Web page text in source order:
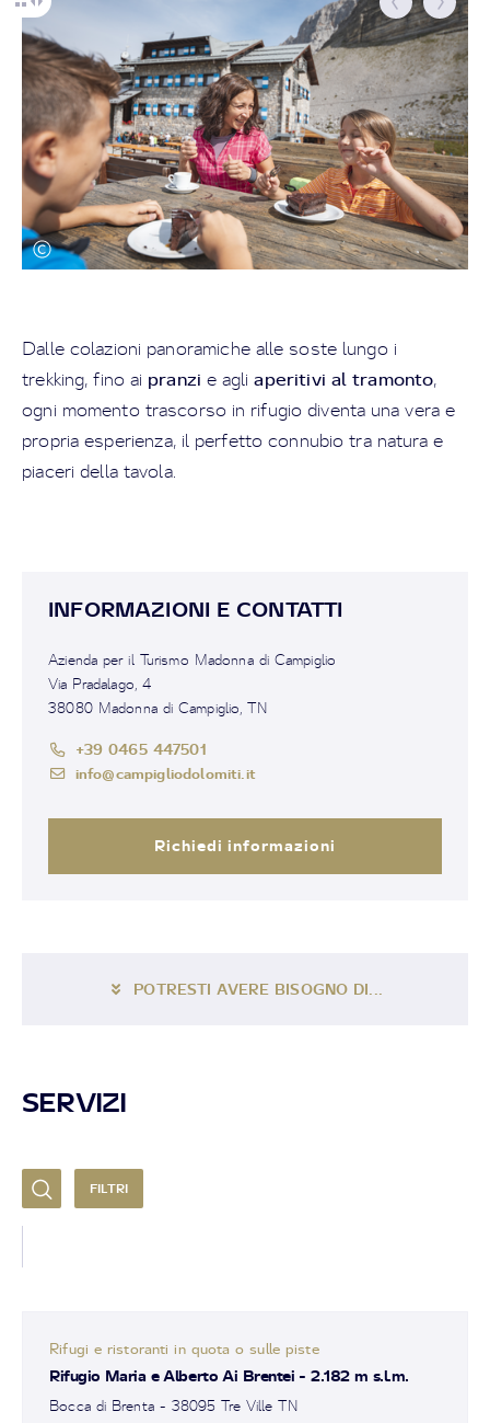
Dalle colazioni panoramiche alle soste lungo i
trekking, fino ai pranzi e agliaperitivi al tramonto,
ogni momento trascorso in rifugio diventa una vera e
propria esperienza, il perfetto connubio tra natura e
piaceri della tavola.
INFORMAZIONI E CONTATTI
Azienda per il Turismo Madonna di Campiglio
Via Pradalago, 4
38080 Madonna di Campiglio, TN
+39 0465 447501
info@campigliodolomiti.it
Richiedi informazioni
POTRESTI AVERE BISOGNO DI...
SERVIZI
FILTRI
Rifugi e ristoranti in quota o sulle piste
Rifugio Maria e Alberto Ai Brentei - 2.182 m s.l.m.
Bocca di Brenta - 38095 Tre Ville TN